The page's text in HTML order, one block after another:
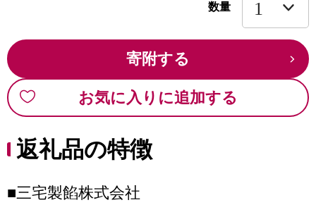
数量
寄附する
お気に入りに追加する
返礼品の特徴
■三宅製餡株式会社